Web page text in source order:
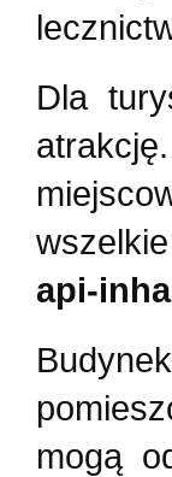
Dla
api-
mogą